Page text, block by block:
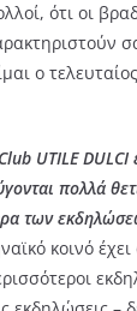
ότι οι
ο
UTILE
πολλά
των
κοινό